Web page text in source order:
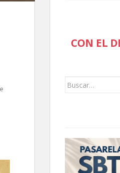
CON EL
Buscar: